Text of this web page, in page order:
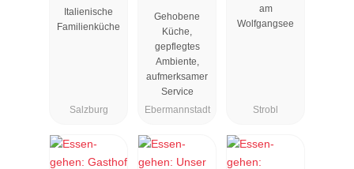
Italienische
Familienküche
Salzburg
"
Gehobene
Küche,
gepflegtes
Ambiente,
aufmerksamer
Service
Ebermannstadt
am
Wolfgangsee
Strobl